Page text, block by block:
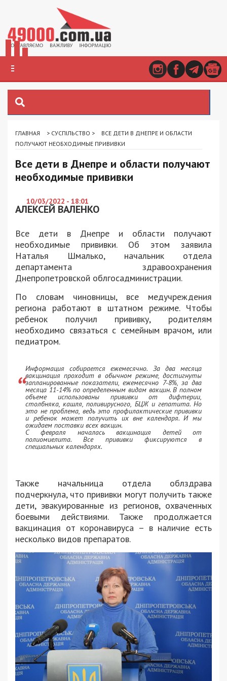
ГЛАВНАЯ > СУСПІЛЬСТВО >
ВСЕ ДЕТИ В ДНЕПРЕ И ОБЛАСТИ
ПОЛУЧАЮТ НЕОБХОДИМЫЕ ПРИВИВКИ
Все дети в Днепре и области получают
необходимые прививки
10/03/2022 - 18:01
АЛЕКСЕЙ ВАЛЕНКО
Все дети в Днепре и области получают
необходимые прививки. Об этом заявила
Наталья Шмалько, начальник отдела
департамента здравоохранения
Днепропетровской облгосадминистрации.
По словам чиновницы, все медучреждения
региона работают в штатном режиме. Чтобы
ребенок получил прививку, родителям
необходимо связаться с семейным врачом, или
педиатром.
Информация собирается ежемесячно. За два месяца
вакцинация проходит в обычном режиме, достигнуты
запланированные показатели, ежемесячно 7-8%, за два
месяца 11-14% по определенным видам вакцин. В полном
объеме использованы прививки от дифтерии,
столбняка, кашля, поливирусного, БЦЖ и гепатита. Но
это не проблема, ведь это профилактические прививки
и ребенок может получить их вне календаря. И мы
ожидаем поставки всех вакцин.
С февраля началась вакцинация детей от
полиомиелита. Все прививки фиксируются в
специальных календарях.
Также начальница отдела облздрава
подчеркнула, что прививки могут получить также
дети, эвакуированные из регионов, охваченных
боевыми действиями. Также продолжается
вакцинация от коронавируса – в наличие есть
несколько видов препаратов.